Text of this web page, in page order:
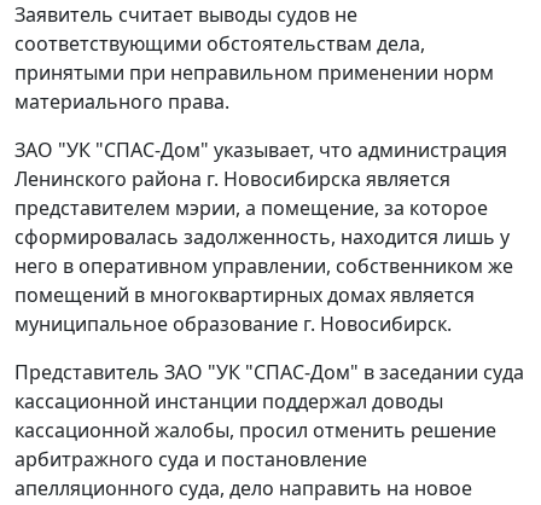
Заявитель считает выводы судов не
соответствующими обстоятельствам дела,
принятыми при неправильном применении норм
материального права.
ЗАО "УК "СПАС-Дом" указывает, что администрация
Ленинского района г. Новосибирска является
представителем мэрии, а помещение, за которое
сформировалась задолженность, находится лишь у
него в оперативном управлении, собственником же
помещений в многоквартирных домах является
муниципальное образование г. Новосибирск.
Представитель ЗАО "УК "СПАС-Дом" в заседании суда
кассационной инстанции поддержал доводы
кассационной жалобы, просил отменить решение
арбитражного суда и постановление
апелляционного суда, дело направить на новое